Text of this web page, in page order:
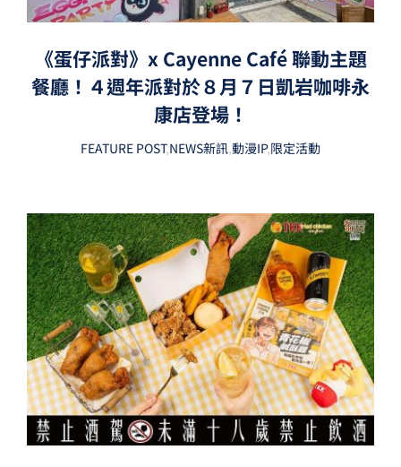
《蛋仔派對》x Cayenne Café 聯動主題
餐廳！４週年派對於８月７日凱岩咖啡永
康店登場！
FEATURE POST,NEWS新訊,動漫IP,限定活動